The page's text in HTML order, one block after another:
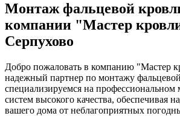
Монтаж фальцевой
компании "Мастер
Серпухово
Добро пожаловать в компанию "Мастер
надежный партнер по монтажу
специализируемся на
систем высокого качества, обеспечивая
вашего дома от неблагоприятных